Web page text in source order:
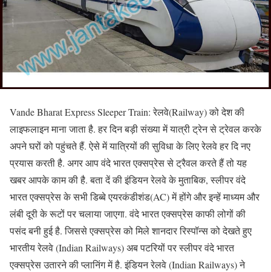
Vande Bharat Express Sleeper Train: रेलवे(Railway) को देश की
लाइफलाइन माना जाता है. हर दिन बड़ी संख्या में यात्री ट्रेन से ट्रेवल करके
अपने घरों को पहुंचते हैं. ऐसे में यात्रियों की सुविधा के लिए रेलवे हर दि नए
प्रयास करती है. अगर आप वंदे भारत एक्सप्रेस से ट्रैवल करते हैं तो यह
खबर आपके काम की है. बता दें की इंडियन रेलवे के मुताबिक, स्लीपर वंदे
भारत एक्सप्रेस के सभी डिब्बे एयरकंडीशंड(AC) में होंगे और इन्हें माध्यम और
लंबी दूरी के रूटों पर चलाया जाएगा. वंदे भारत एक्सप्रेस काफी लोगों की
पसंद बनी हुई है. जिससे एक्सप्रेस को मिले शानदार रिस्पॉन्स को देखते हुए
भारतीय रेलवे (Indian Railways) अब पटरियों पर स्लीपर वंदे भारत
एक्सप्रेस उतारने की प्लानिंग में है. इंडियन रेलवे (Indian Railways) ने